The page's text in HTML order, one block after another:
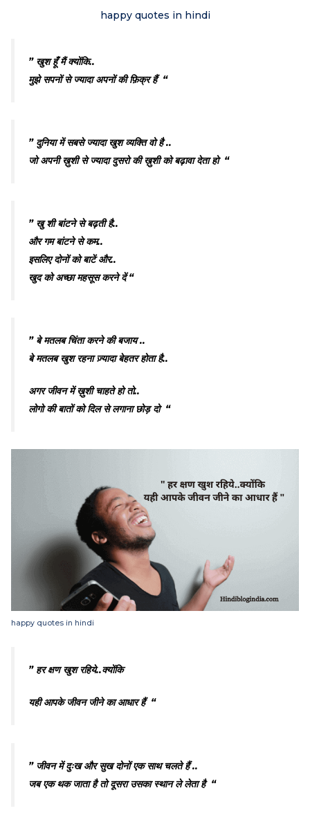
happy quotes in hindi
” खुश हूँ मैं क्योंकि..
मुझे सपनों से ज्यादा अपनों की फ़िक्र हैं “
” दुनिया में सबसे ज्यादा खुश व्यक्ति वो है ..
जो अपनी ख़ुशी से ज्यादा दुसरो की ख़ुशी को बढ़ावा देता हो “
” खु शी बांटने से बढ़ती है..
और गम बांटने से कम..
इसलिए दोनों को बाटें और..
खुद को अच्छा महसूस करने दें “
” बे मतलब चिंता करने की बजाय ..
बे मतलब खुश रहना ज़्यादा बेहतर होता है..
अगर जीवन में ख़ुशी चाहते हो तो..
लोगो की बातों को दिल से लगाना छोड़ दो “
happy quotes in hindi
” हर क्षण खुश रहिये..क्योंकि
यही आपके जीवन जीने का आधार हैं “
” जीवन में दुःख और सुख दोनों एक साथ चलते हैं ..
जब एक थक जाता है तो दूसरा उसका स्थान ले लेता है “